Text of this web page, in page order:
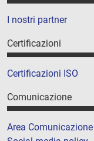
I nostri partner
Certificazioni
Certificazioni ISO
Comunicazione
Area Comunicazione